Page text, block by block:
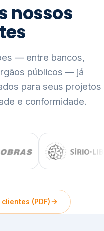
nossos
— entre bancos,
públicos — já
para seus projetos
e conformidade.
(PDF)